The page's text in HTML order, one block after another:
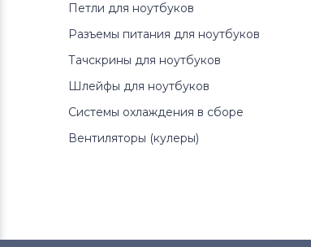
Петли для ноутбуков
Разъемы питания для ноутбуков
Тачскрины для ноутбуков
Шлейфы для ноутбуков
Системы охлаждения в сборе
Вентиляторы (кулеры)